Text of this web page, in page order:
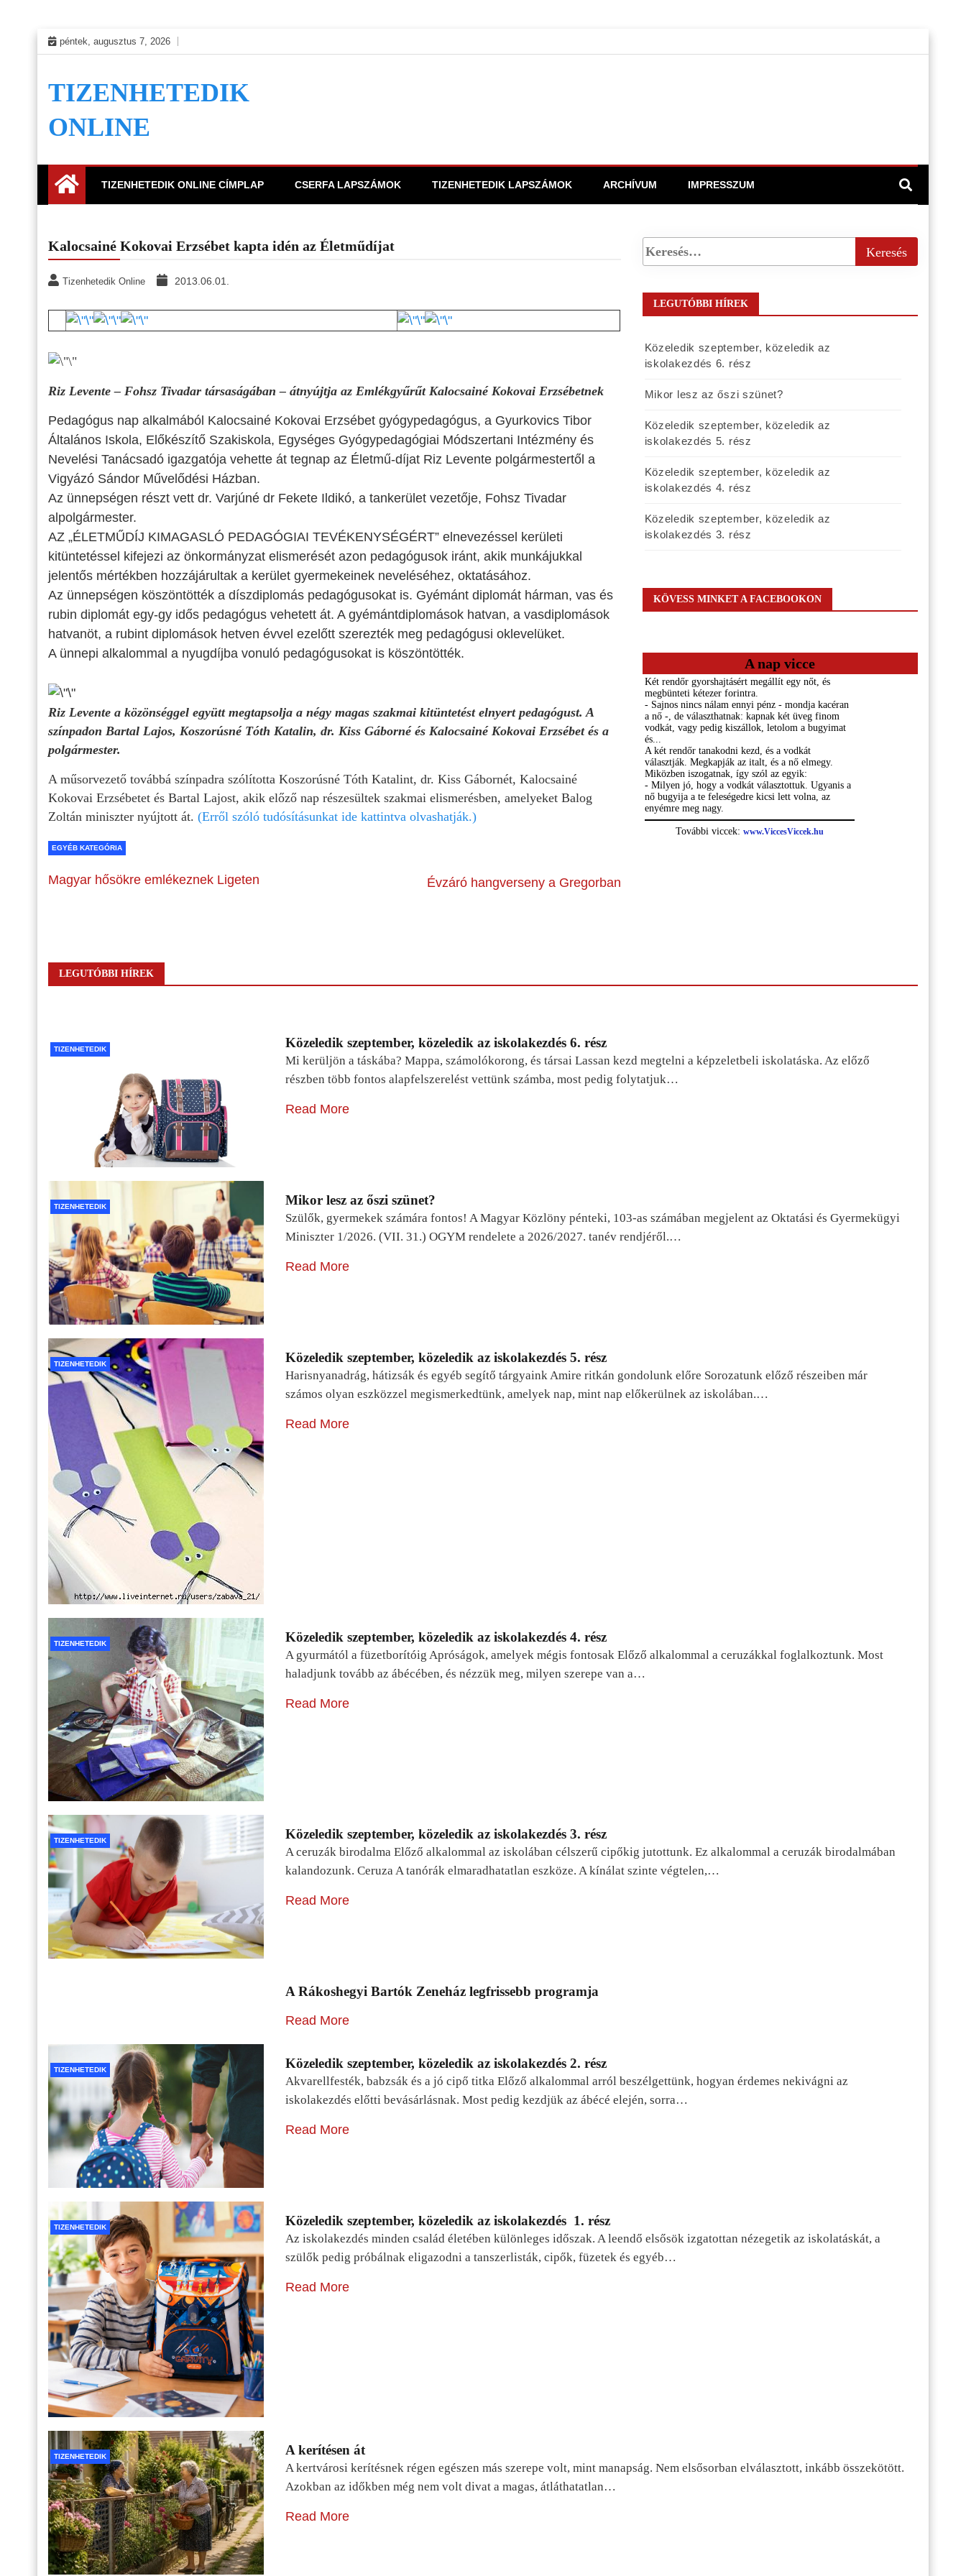
Skip
to
péntek, augusztus 7, 2026
TIZENHETEDIK
ONLINE
TIZENHETEDIK ONLINE CÍMPLAP CSERFA LAPSZÁMOK TIZENHETEDIK LAPSZÁMOK ARCHÍVUM IMPRESSZUM
Kalocsainé Kokovai Erzsébet kapta idén az Életműdíjat
Tizenhetedik Online 2013.06.01.
Riz Levente – Fohsz Tivadar társaságában – átnyújtja az Emlékgyűrűt Kalocsainé Kokovai Erzsébetnek
Pedagógus nap alkalmából Kalocsainé Kokovai Erzsébet gyógypedagógus, a Gyurkovics Tibor
Általános Iskola, Előkészítő Szakiskola, Egységes Gyógypedagógiai Módszertani Intézmény és
Nevelési Tanácsadó igazgatója vehette át tegnap az Életmű-díjat Riz Levente polgármestertől a
Vigyázó Sándor Művelődési Házban.
Az ünnepségen részt vett dr. Varjúné dr Fekete Ildikó, a tankerület vezetője, Fohsz Tivadar
alpolgármester.
AZ „ÉLETMŰDÍJ KIMAGASLÓ PEDAGÓGIAI TEVÉKENYSÉGÉRT” elnevezéssel kerületi
kitüntetéssel kifejezi az önkormányzat elismerését azon pedagógusok iránt, akik munkájukkal
jelentős mértékben hozzájárultak a kerület gyermekeinek neveléséhez, oktatásához.
Az ünnepségen köszöntötték a díszdiplomás pedagógusokat is. Gyémánt diplomát hárman, vas és
rubin diplomát egy-gy idős pedagógus vehetett át. A gyémántdiplomások hatvan, a vasdiplomások
hatvanöt, a rubint diplomások hetven évvel ezelőtt szerezték meg pedagógusi oklevelüket.
A ünnepi alkalommal a nyugdíjba vonuló pedagógusokat is köszöntötték.
Riz Levente a közönséggel együtt megtapsolja a négy magas szakmai kitüntetést elnyert pedagógust. A
színpadon Bartal Lajos, Koszorúsné Tóth Katalin, dr. Kiss Gáborné és Kalocsainé Kokovai Erzsébet és a
polgármester.
A műsorvezető továbbá színpadra szólította Koszorúsné Tóth Katalint, dr. Kiss Gábornét, Kalocsainé
Kokovai Erzsébetet és Bartal Lajost, akik előző nap részesültek szakmai elismerésben, amelyeket Balog
Zoltán miniszter nyújtott át. (Erről szóló tudósításunkat ide kattintva olvashatják.)
EGYÉB KATEGÓRIA
Magyar hősökre emlékeznek Ligeten Évzáró hangverseny a Gregorban
LEGUTÓBBI HÍREK
Közeledik szeptember, közeledik az
iskolakezdés 6. rész
Mikor lesz az őszi szünet?
Közeledik szeptember, közeledik az
iskolakezdés 5. rész
Közeledik szeptember, közeledik az
iskolakezdés 4. rész
Közeledik szeptember, közeledik az
iskolakezdés 3. rész
KÖVESS MINKET A FACEBOOKON
A nap vicce
LEGUTÓBBI HÍREK
TIZENHETEDIK Közeledik szeptember, közeledik az iskolakezdés 6. rész
Mi kerüljön a táskába? Mappa, számolókorong, és társai Lassan kezd megtelni a képzeletbeli iskolatáska. Az előző
részben több fontos alapfelszerelést vettünk számba, most pedig folytatjuk…
Read More
TIZENHETEDIK Mikor lesz az őszi szünet?
Szülők, gyermekek számára fontos! A Magyar Közlöny pénteki, 103-as számában megjelent az Oktatási és Gyermekügyi
Miniszter 1/2026. (VII. 31.) OGYM rendelete a 2026/2027. tanév rendjéről.…
Read More
TIZENHETEDIK Közeledik szeptember, közeledik az iskolakezdés 5. rész
Harisnyanadrág, hátizsák és egyéb segítő tárgyaink Amire ritkán gondolunk előre Sorozatunk előző részeiben már
számos olyan eszközzel megismerkedtünk, amelyek nap, mint nap előkerülnek az iskolában.…
Read More
TIZENHETEDIK Közeledik szeptember, közeledik az iskolakezdés 4. rész
A gyurmától a füzetborítóig Apróságok, amelyek mégis fontosak Előző alkalommal a ceruzákkal foglalkoztunk. Most
haladjunk tovább az ábécében, és nézzük meg, milyen szerepe van a…
Read More
TIZENHETEDIK Közeledik szeptember, közeledik az iskolakezdés 3. rész
A ceruzák birodalma Előző alkalommal az iskolában célszerű cipőkig jutottunk. Ez alkalommal a ceruzák birodalmában
kalandozunk. Ceruza A tanórák elmaradhatatlan eszköze. A kínálat szinte végtelen,…
Read More
A Rákoshegyi Bartók Zeneház legfrissebb programja
Read More
TIZENHETEDIK Közeledik szeptember, közeledik az iskolakezdés 2. rész
Akvarellfesték, babzsák és a jó cipő titka Előző alkalommal arról beszélgettünk, hogyan érdemes nekivágni az
iskolakezdés előtti bevásárlásnak. Most pedig kezdjük az ábécé elején, sorra…
Read More
TIZENHETEDIK Közeledik szeptember, közeledik az iskolakezdés 1. rész
Az iskolakezdés minden család életében különleges időszak. A leendő elsősök izgatottan nézegetik az iskolatáskát, a
szülők pedig próbálnak eligazodni a tanszerlisták, cipők, füzetek és egyéb…
Read More
TIZENHETEDIK A kerítésen át
A kertvárosi kerítésnek régen egészen más szerepe volt, mint manapság. Nem elsősorban elválasztott, inkább összekötött.
Azokban az időkben még nem volt divat a magas, átláthatatlan…
Read More